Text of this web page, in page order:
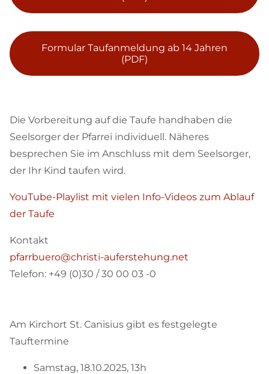
Formular Taufanmeldung ab 14 Jahren
(PDF)
Die Vorbereitung auf die Taufe handhaben die
Seelsorger der Pfarrei individuell. Näheres
besprechen Sie im Anschluss mit dem Seelsorger,
der Ihr Kind taufen wird.
YouTube-Playlist mit vielen Info-Videos zum Ablauf
der Taufe
Kontakt
pfarrbuero@christi-auferstehung.net
Telefon: +49 (0)30 / 30 00 03 -0
Am Kirchort St. Canisius gibt es festgelegte
Tauftermine
Samstag, 18.10.2025, 13h